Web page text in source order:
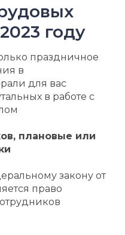
году
праздничное
в
для вас
в работе с
плановые или
закону от
право